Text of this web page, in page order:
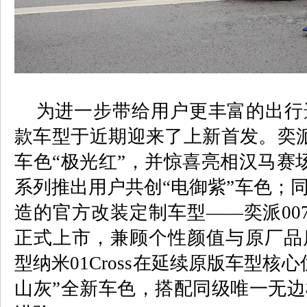
为进一步带给用户更丰富的出行
款车型于近期迎来了上新首发。奕
车色“极光红”，并惊喜亮相汉马赛
系列推出用户共创“电御紫”车色；
造的官方改装定制车型——奕派
正式上市，兼顾个性颜值与原厂
型纳米01Cross在延续原版车型核心
山灰”全新车色，搭配同级唯一无